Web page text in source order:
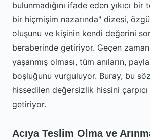
bulunmadığını ifade eden yıkıcı
bir hiçmişim nazarında" dizesi,
oluşunu ve kişinin kendi değerini
beraberinde getiriyor. Geçen
yaşanmış olması, tüm anıların,
boşluğunu vurguluyor. Buray, bu
hissedilen değersizlik hissini
getiriyor.
Acıya Teslim Olma ve